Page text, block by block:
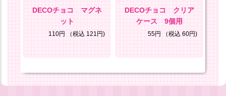
DECOチョコ マグネ
ット
110円 （税込 121円)
DECOチョコ クリア
ケース 9個用
55円 （税込 60円)